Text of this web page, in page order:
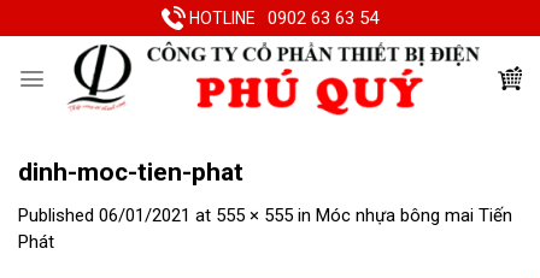
to
HOTLINE 0902 63 63 54
dinh-moc-tien-phat
Published 06/01/2021 at 555 × 555 in Móc nhựa bông mai Tiến
Phát